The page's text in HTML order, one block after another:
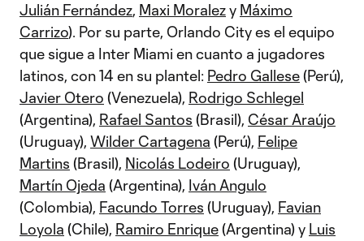
Julián Fernández, Maxi Moralezy Máximo
Carrizo). Por su parte, Orlando City es el equipo
que sigue a Inter Miami en cuanto a jugadores
latinos, con 14 en su plantel: Pedro Gallese(Perú),
Javier Otero (Venezuela), Rodrigo Schlegel
(Argentina), Rafael Santos (Brasil), César Araújo
(Uruguay), Wilder Cartagena (Perú), Felipe
Martins (Brasil), Nicolás Lodeiro (Uruguay),
Martín Ojeda (Argentina), Iván Angulo
(Colombia), Facundo Torres (Uruguay), Favian
Loyola (Chile), Ramiro Enrique(Argentina) y Luis